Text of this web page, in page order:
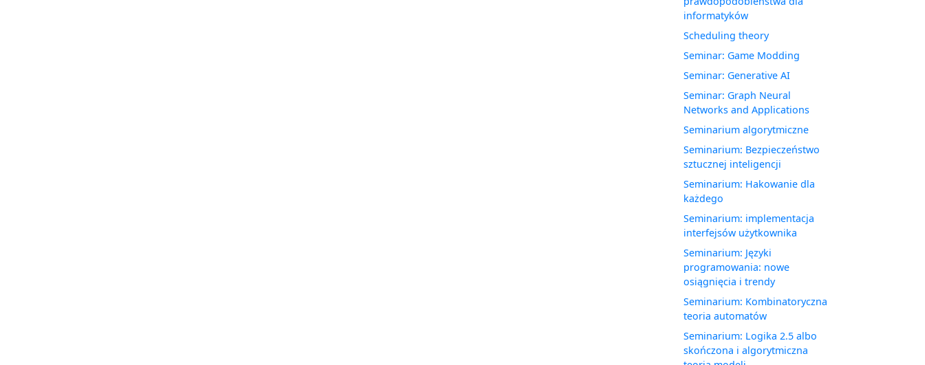
informatyków
Scheduling theory
Seminar: Game Modding
Seminar: Generative AI
Seminar: Graph Neural
Networks and Applications
Seminarium algorytmiczne
Seminarium: Bezpieczeństwo
sztucznej inteligencji
Seminarium: Hakowanie dla
każdego
Seminarium: implementacja
interfejsów użytkownika
Seminarium: Języki
programowania: nowe
osiągnięcia i trendy
Seminarium: Kombinatoryczna
teoria automatów
Seminarium: Logika 2.5 albo
skończona i algorytmiczna